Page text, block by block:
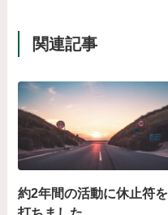
関連記事
約2年間の活動に休止符を